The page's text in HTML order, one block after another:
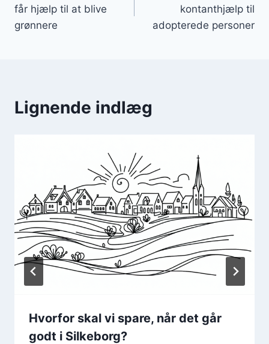
får hjælp til at blive
grønnere
kontanthjælp til
adopterede personer
Lignende indlæg
Hvorfor skal vi spare, når det går
godt i Silkeborg?